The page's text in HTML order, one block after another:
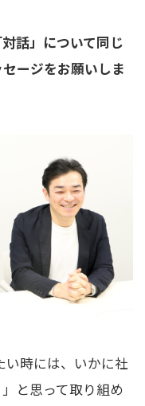
話」について同じ
ージをお願いしま
い時には、いかに社
と思って取り組め